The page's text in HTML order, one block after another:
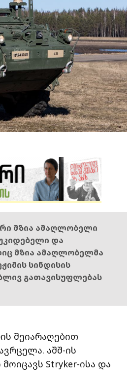
მზია ამაღლობელი
და
მზია ამაღლობელმა
სინდისის
გათავისუფლებას
შეიარაღებით
აშშ-ის
Stryker-ისა და